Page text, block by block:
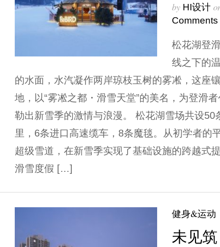
by HI设计
Comments
松花湖登
线之下的
的水面，水汽凝作两岸琼枝玉树的雾凇，这座
地，以“雾凇之都・滑雪天堂”的美名，为登滑
勒出新雪季的激情与浪漫。 松花湖雪场共设50
里，6条进口高速缆车，8条魔毯。从初学者的
超级雪道，在新雪季实现了基础设施的跨越式
滑雪度假 […]
健身&运动
未见